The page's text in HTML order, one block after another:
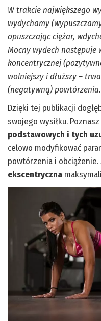
W trakcie największego
wydychamy
opuszczając ciężar,
Mocny wydech następuje
koncentrycznej
wolniejszy i dłuższy –
(negatywną) powtórzenia.
Dzięki tej publikacji
swojego wysiłku. Poznasz
podstawowych i tych
celowo modyfikować
powtórzenia i obciążenie.
ekscentryczna